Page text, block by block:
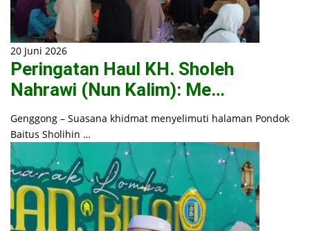
20 Juni 2026
Peringatan Haul KH. Sholeh
Nahrawi (Nun Kalim): Me…
Genggong – Suasana khidmat menyelimuti halaman Pondok
Baitus Sholihin …